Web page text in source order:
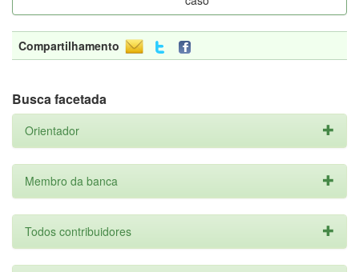
Compartilhamento
Busca facetada
Orientador
Membro da banca
Todos contribuidores